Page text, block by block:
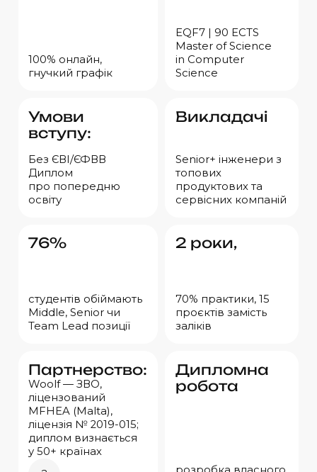
100% онлайн,
гнучкий графік
EQF7 | 90 ECTS
Master of Science
in Computer
Science
Умови
вступу:
Без ЄВІ/ЄФВВ
Диплом
про попередню
освіту
Партнерство:
Woolf — ЗВО,
ліцензований
MFHEA (Malta),
ліцензія № 2019-015;
диплом визнається
у 50+ країнах
Викладачі
Senior+ інженери з
топових
продуктових та
сервісних компаній
76%
студентів обіймають
Middle, Senior чи
Team Lead позиції
2 роки,
70% практики, 15
проєктів замість
заліків
Дипломна
робота